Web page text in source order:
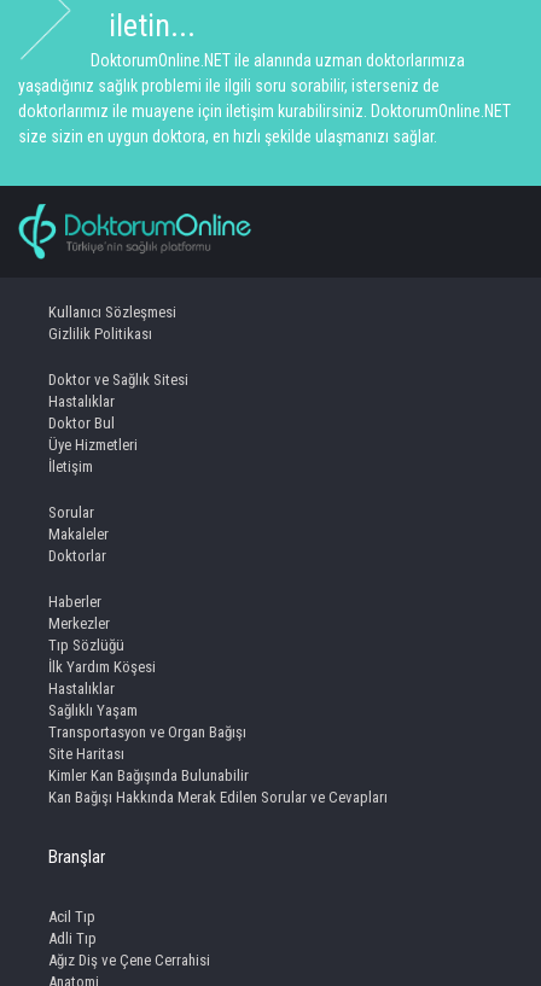
iletin...
DoktorumOnline.NET ile alanında uzman doktorlarımıza
yaşadığınız sağlık problemi ile ilgili soru sorabilir, isterseniz de
doktorlarımız ile muayene için iletişim kurabilirsiniz. DoktorumOnline.NET
size sizin en uygun doktora, en hızlı şekilde ulaşmanızı sağlar.
Kullanıcı Sözleşmesi
Gizlilik Politikası
Doktor ve Sağlık Sitesi
Hastalıklar
Doktor Bul
Üye Hizmetleri
İletişim
Sorular
Makaleler
Doktorlar
Haberler
Merkezler
Tıp Sözlüğü
İlk Yardım Köşesi
Hastalıklar
Sağlıklı Yaşam
Transportasyon ve Organ Bağışı
Site Haritası
Kimler Kan Bağışında Bulunabilir
Kan Bağışı Hakkında Merak Edilen Sorular ve Cevapları
Branşlar
Acil Tıp
Adli Tıp
Ağız Diş ve Çene Cerrahisi
Anatomi